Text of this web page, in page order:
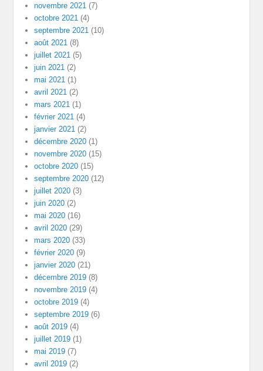
novembre 2021 (7)
octobre 2021 (4)
septembre 2021 (10)
août 2021 (8)
juillet 2021 (5)
juin 2021 (2)
mai 2021 (1)
avril 2021 (2)
mars 2021 (1)
février 2021 (4)
janvier 2021 (2)
décembre 2020 (1)
novembre 2020 (15)
octobre 2020 (15)
septembre 2020 (12)
juillet 2020 (3)
juin 2020 (2)
mai 2020 (16)
avril 2020 (29)
mars 2020 (33)
février 2020 (9)
janvier 2020 (21)
décembre 2019 (8)
novembre 2019 (4)
octobre 2019 (4)
septembre 2019 (6)
août 2019 (4)
juillet 2019 (1)
mai 2019 (7)
avril 2019 (2)